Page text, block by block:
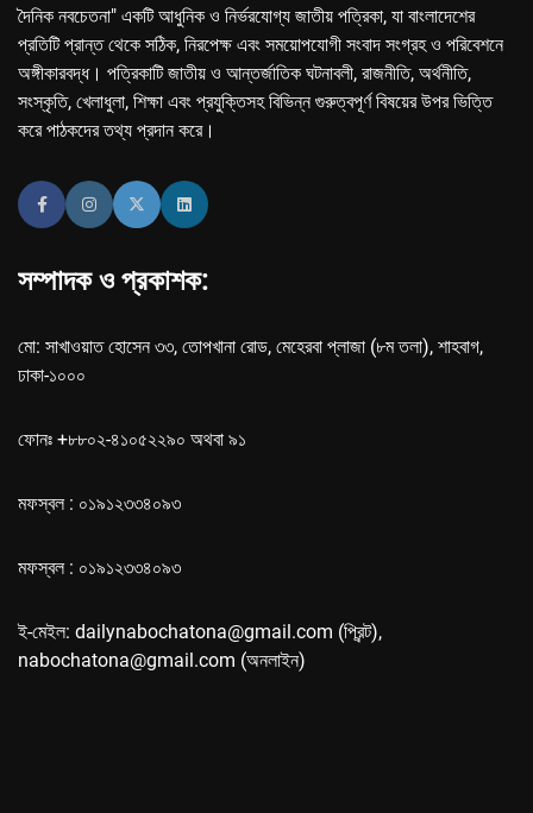
দৈনিক নবচেতনা" একটি আধুনিক ও নির্ভরযোগ্য জাতীয় পত্রিকা, যা বাংলাদেশের
প্রতিটি প্রান্ত থেকে সঠিক, নিরপেক্ষ এবং সময়োপযোগী সংবাদ সংগ্রহ ও পরিবেশনে
অঙ্গীকারবদ্ধ। পত্রিকাটি জাতীয় ও আন্তর্জাতিক ঘটনাবলী, রাজনীতি, অর্থনীতি,
সংস্কৃতি, খেলাধুলা, শিক্ষা এবং প্রযুক্তিসহ বিভিন্ন গুরুত্বপূর্ণ বিষয়ের উপর ভিত্তি
করে পাঠকদের তথ্য প্রদান করে।
সম্পাদক ও প্রকাশক:
মো: সাখাওয়াত হোসেন ৩৩, তোপখানা রোড, মেহেরবা প্লাজা (৮ম তলা), শাহবাগ,
ঢাকা-১০০০
ফোনঃ +৮৮০২-৪১০৫২২৯০ অথবা ৯১
মফস্বল : ০১৯১২৩৩৪০৯৩
মফস্বল : ০১৯১২৩৩৪০৯৩
ই-মেইল: dailynabochatona@gmail.com (প্রিন্ট),
nabochatona@gmail.com (অনলাইন)